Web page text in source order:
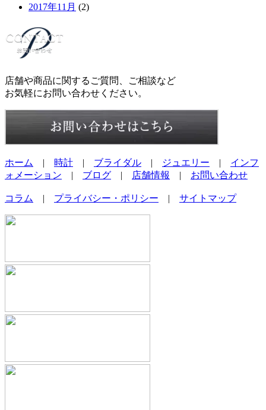
2017年11月 (2)
店舗や商品に関するご質問、ご相談など
お気軽にお問い合わせください。
ホーム | 時計 | ブライダル | ジュエリー | インフ
ォメーション | ブログ | 店舗情報 | お問い合わせ
コラム | プライバシー・ポリシー | サイトマップ